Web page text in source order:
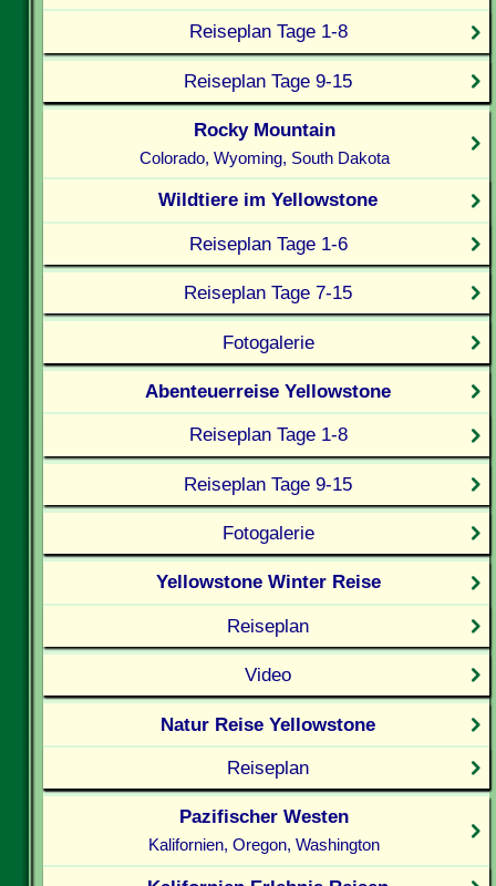
Reiseplan Tage 1-8
Reiseplan Tage 9-15
Rocky Mountain
Colorado, Wyoming, South Dakota
Wildtiere im Yellowstone
Reiseplan Tage 1-6
Reiseplan Tage 7-15
Fotogalerie
Abenteuerreise Yellowstone
Reiseplan Tage 1-8
Reiseplan Tage 9-15
Fotogalerie
Yellowstone Winter Reise
Reiseplan
Video
Natur Reise Yellowstone
Reiseplan
Pazifischer Westen
Kalifornien, Oregon, Washington